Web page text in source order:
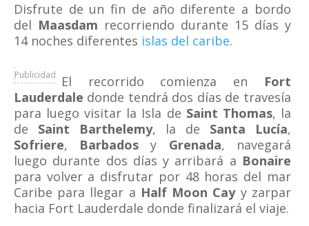
Disfrute de un fin de año diferente a bordo
del Maasdam recorriendo durante 15 días y
14 noches diferentes islas del caribe.
Publicidad El recorrido comienza en Fort
Lauderdale donde tendrá dos días de travesía
para luego visitar la Isla de Saint Thomas, la
de Saint Barthelemy, la de Santa Lucía,
Sofriere, Barbados y Grenada, navegará
luego durante dos días y arribará a Bonaire
para volver a disfrutar por 48 horas del mar
Caribe para llegar a Half Moon Cay y zarpar
hacia Fort Lauderdale donde finalizará el viaje.